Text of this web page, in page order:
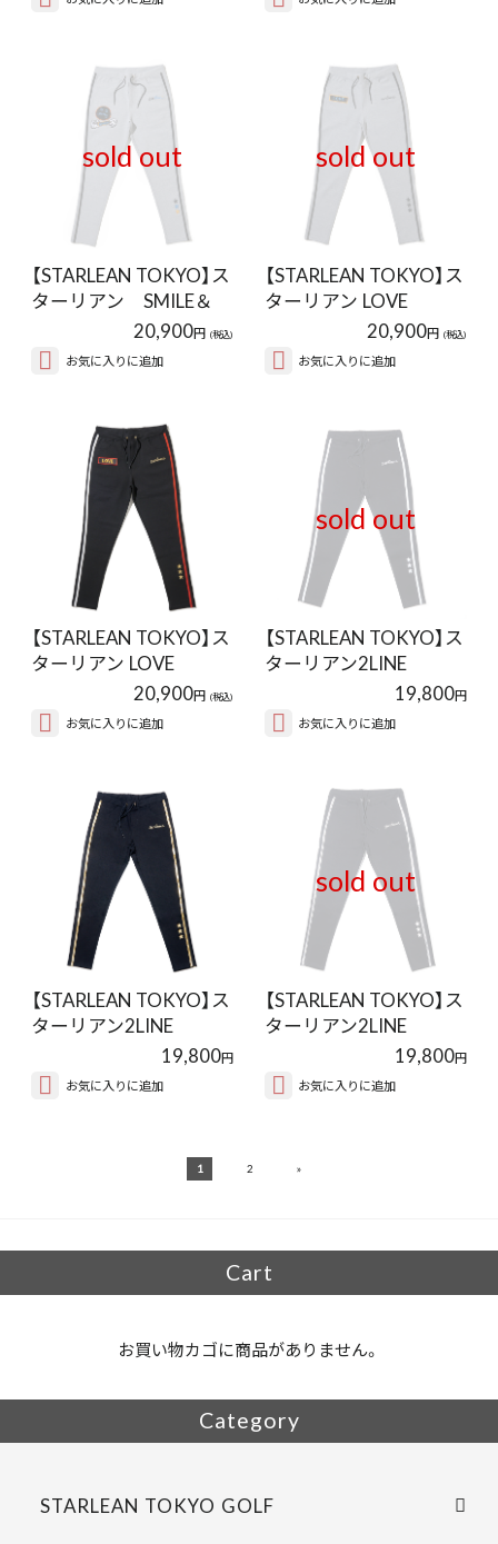
sold out
【STARLEAN TOKYO】ス
ターリアン SMILE＆
20,900円 (税込)
お気に入りに追加
sold out
【STARLEAN TOKYO】ス
ターリアン LOVE
PATCH STA…20,900円 (税込)
お気に入りに追加
【STARLEAN TOKYO】ス
ターリアン LOVE
PATCH STA…20,900円 (税込)
お気に入りに追加
sold out
【STARLEAN TOKYO】ス
ターリアン2LINE
19,800円
お気に入りに追加
【STARLEAN TOKYO】ス
ターリアン2LINE
19,800円
お気に入りに追加
sold out
【STARLEAN TOKYO】ス
ターリアン2LINE
19,800円
お気に入りに追加
1 2 »
Cart
お買い物カゴに商品がありません。
Category
STARLEAN TOKYO GOLF